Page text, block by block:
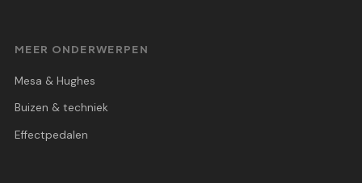
MEER ONDERWERPEN
Mesa & Hughes
Buizen & techniek
Effectpedalen